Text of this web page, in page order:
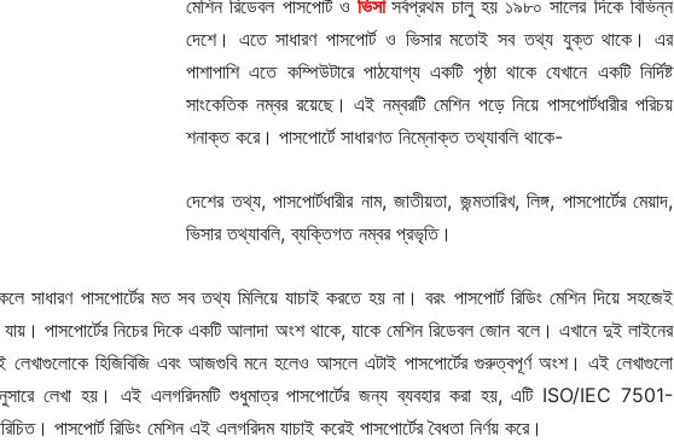
Champs21
Company
মেশিন রিডেবল পাসপোর্ট ওভিসাসর্বপ্রথম চালু হয় ১৯৮০ সালের দিকে বিভিন্ন
দেশে। এতে সাধারণ পাসপোর্ট ও ভিসার মতোই সব তথ্য যুক্ত থাকে। এর
পাশাপাশি এতে কম্পিউটারে পাঠযোগ্য একটি পৃষ্ঠা থাকে যেখানে একটি নির্দিষ্ট
সাংকেতিক নম্বর রয়েছে। এই নম্বরটি মেশিন পড়ে নিয়ে পাসপোর্টধারীর পরিচয়
শনাক্ত করে। পাসপোর্টে সাধারণত নিম্নোক্ত তথ্যাবলি থাকে-
দেশের তথ্য, পাসপোর্টধারীর নাম, জাতীয়তা, জন্মতারিখ, লিঙ্গ, পাসপোর্টের মেয়াদ,
ভিসার তথ্যাবলি, ব্যক্তিগত নম্বর প্রভৃতি।
সাধারণ পাসপোর্টের মত সব তথ্য মিলিয়ে যাচাই করতে হয় না। বরং পাসপোর্ট রিডিং মেশিন দিয়ে সহজেই
যায়। পাসপোর্টের নিচের দিকে একটি আলাদা অংশ থাকে, যাকে মেশিন রিডেবল জোন বলে। এখানে দুই লাইনের
হিজিবিজি এবং আজগুবি মনে হলেও আসলে এটাই পাসপোর্টের গুরুত্বপূর্ণ অংশ। এই লেখাগুলো
লেখা হয়। এই এলগরিদমটি শুধুমাত্র পাসপোর্টের জন্য ব্যবহার করা হয়, এটি ISO/IEC 7501-
পাসপোর্ট রিডিং মেশিন এই এলগরিদম যাচাই করেই পাসপোর্টের বৈধতা নির্ণয় করে।